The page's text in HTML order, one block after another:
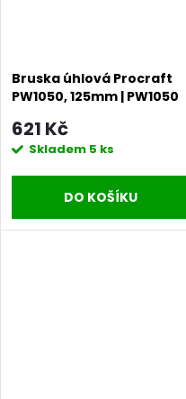
Bruska úhlová Procraft
PW1050, 125mm | PW1050
621 Kč
Skladem 5 ks
DO KOŠÍKU